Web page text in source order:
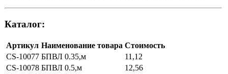
Каталог:
Артикул Наименование товара Стоимость
CS-10077 БПВЛ 0.35,м
11,12
CS-10078 БПВЛ 0.5,м
12,56